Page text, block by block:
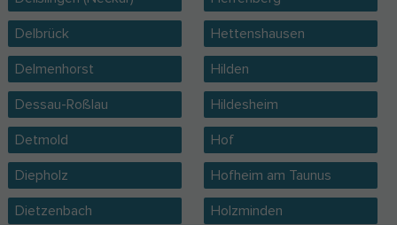
Delbrück
Delmenhorst
Dessau-Roßlau
Detmold
Diepholz
Dietzenbach
Hettenshausen
Hilden
Hildesheim
Hof
Hofheim am Taunus
Holzminden